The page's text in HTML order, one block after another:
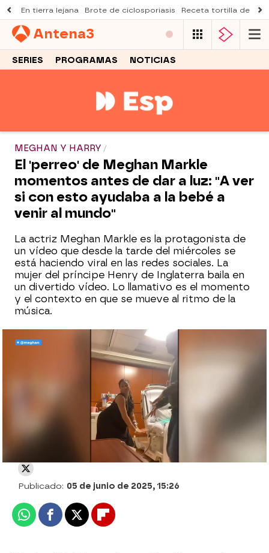
En tierra lejana Brote de ciclosporiasis Receta tortilla de
Antena3
SERIES PROGRAMAS NOTICIAS
MEGHAN Y HARRY
El 'perreo' de Meghan Markle
momentos antes de dar a luz: "A ver
si con esto ayudaba a la bebé a
venir al mundo"
La actriz Meghan Markle es la protagonista de
un vídeo que desde la tarde del miércoles se
está haciendo viral en las redes sociales. La
mujer del príncipe Henry de Inglaterra baila en
un divertido vídeo. Lo llamativo es el momento
y el contexto en que se mueve al ritmo de la
música.
Harry de Inglaterra y Meghan Markle:
Publicado: 05 de junio de 2025, 15:26
WhatsappFacebook
X Flipboard